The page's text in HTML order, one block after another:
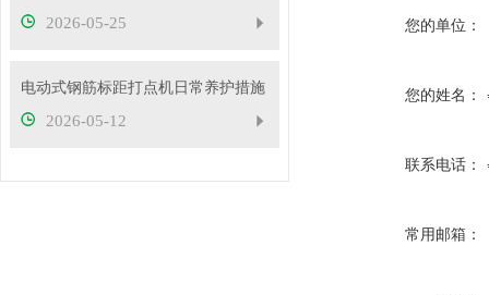
2026-05-25
电动式钢筋标距打点机日常养护措施
2026-05-12
您的单位：
您的姓名：
联系电话：
常用邮箱：